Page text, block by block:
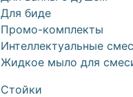
Для биде
Промо-комплекты
Интеллектуальные
Жидкое мыло для
Стойки